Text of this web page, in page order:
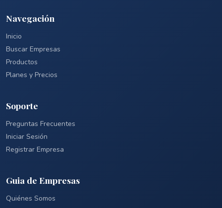
Navegación
Inicio
Buscar Empresas
Productos
Planes y Precios
Soporte
Preguntas Frecuentes
Iniciar Sesión
Registrar Empresa
Guia de Empresas
Quiénes Somos